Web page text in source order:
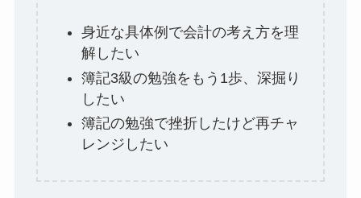
身近な具体例で会計の考え方を理
解したい
簿記3級の勉強をもう1歩、深掘り
したい
簿記の勉強で挫折したけど再チャ
レンジしたい